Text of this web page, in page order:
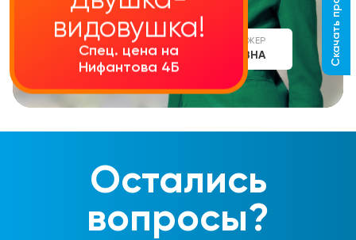
СТАРШИЙ МЕНЕДЖЕР
АЛИНА СЕРГЕЕВНА
Остались
вопросы?
видовушка!
Спец. цена на
Нифантова 4Б